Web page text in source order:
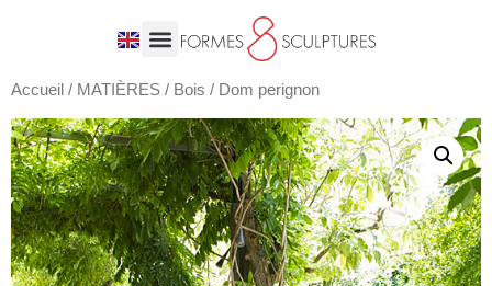
Accueil / MATIÈRES / Bois / Dom perignon